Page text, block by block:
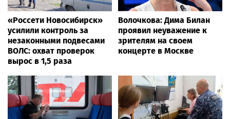
«Россети Новосибирск»
усилили контроль за
незаконными подвесами
ВОЛС: охват проверок
вырос в 1,5 раза
Волочкова: Дима Билан
проявил неуважение к
зрителям на своем
концерте в Москве